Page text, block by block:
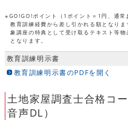
※GO!GO!ポイント（1ポイント＝1円、通常
教育訓練経費から差し引かれる額となり
象講座の特典として受け取るテキスト等
となります。
教育訓練明示書
教育訓練明示書のPDFを開く
土地家屋調査士合格コ
音声DL）